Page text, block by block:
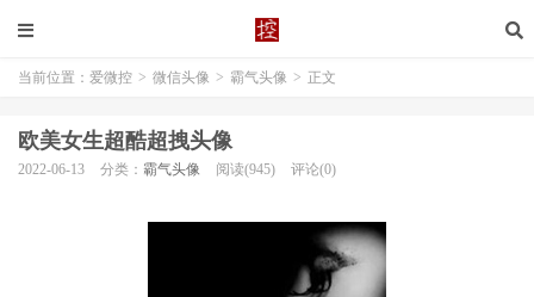
当前位置： 爱微控 > 微信头像 > 霸气头像 > 正文
欧美女生超酷超拽头像
2022-06-13 分类： 霸气头像 阅读(945) 评论(0)